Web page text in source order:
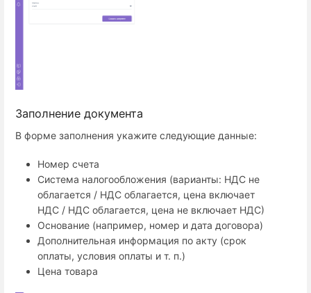
Заполнение документа
В форме заполнения укажите следующие данные:
Номер счета
Система налогообложения (варианты: НДС не
облагается / НДС облагается, цена включает
НДС / НДС облагается, цена не включает НДС)
Основание (например, номер и дата договора)
Дополнительная информация по акту (срок
оплаты, условия оплаты и т. п.)
Цена товара